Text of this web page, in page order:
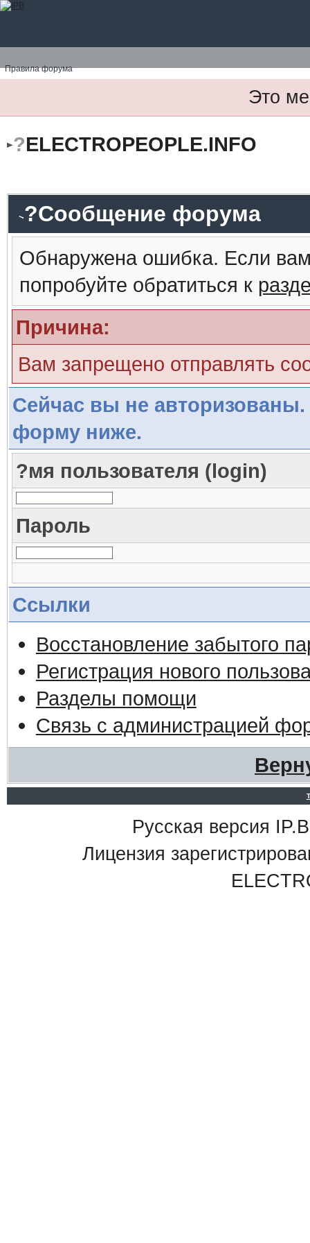
Правила форума
Это
?ELECTROPEOPLE.INFO
?Сообщение форума
Обнаружена ошибка. Если
попробуйте обратиться к
Причина:
Вам запрещено отправлять
Сейчас вы не авторизованы.
форму ниже.
?мя пользователя (login)
Пароль
Ссылки
Восстановление забытого
Регистрация нового
Разделы помощи
Связь с администрацией
Русская версия
Лицензия